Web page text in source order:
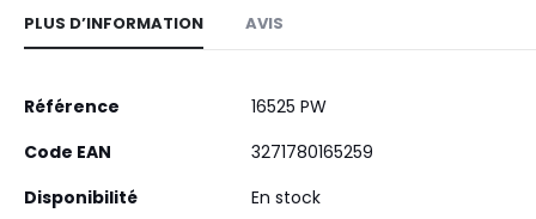
the
the
images
PLUS D’INFORMATION
Plus
Référence
16525 PW
Code EAN
3271780165259
Disponibilité
En stock
AVIS